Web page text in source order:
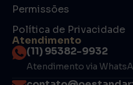
Permissões
Política de Privacidade
Atendimento
(11) 95382-9932
Atendimento via